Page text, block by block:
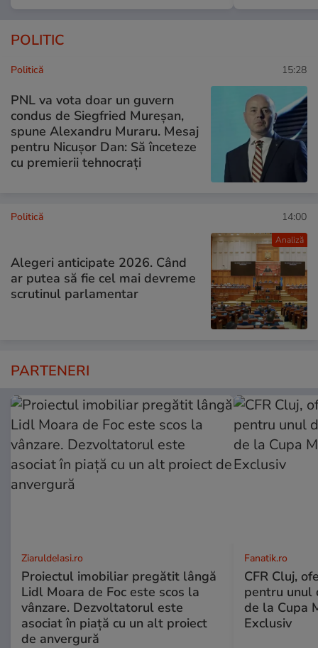
POLITIC
Politică 15:28
PNL va vota doar un guvern
condus de Siegfried Mureșan,
spune Alexandru Muraru. Mesaj
pentru Nicușor Dan: Să înceteze
cu premierii tehnocrați
Analiză
Politică 14:00
Alegeri anticipate 2026. Când
ar putea să fie cel mai devreme
scrutinul parlamentar
PARTENERI
ZiaruldeIasi.ro
Proiectul imobiliar pregătit lângă
Lidl Moara de Foc este scos la
vânzare. Dezvoltatorul este
asociat în piață cu un alt proiect
de anvergură
Fanatik.ro
CFR Cluj,
pentru unul
de la Cupa
Exclusiv